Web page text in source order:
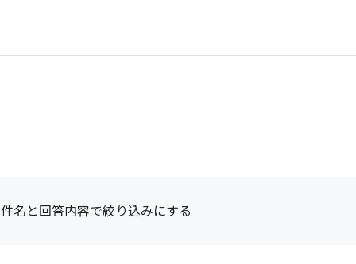
件名と回答内容で絞り込みにする